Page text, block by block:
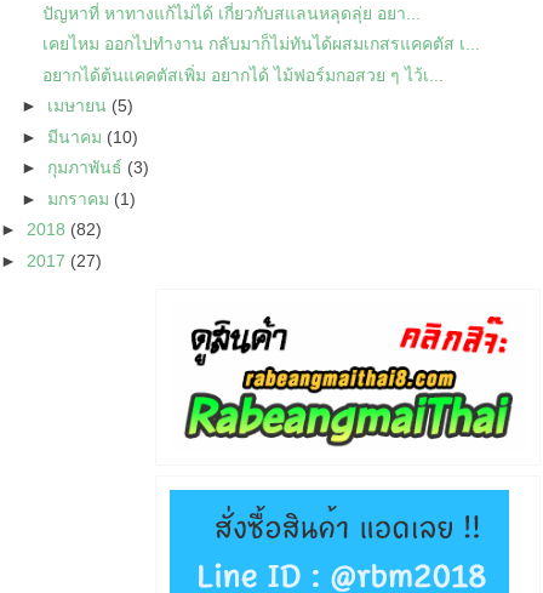
ปัญหาที่ หาทางแก้ไม่ได้ เกี่ยวกับสแลนหลุดลุ่ย อยา...
เคยไหม ออกไปทำงาน กลับมาก็ไม่ทันได้ผสมเกสรแคคตัส เ...
อยากได้ต้นแคคตัสเพิ่ม อยากได้ ไม้ฟอร์มกอสวย ๆ ไว้เ...
► เมษายน (5)
► มีนาคม (10)
► กุมภาพันธ์ (3)
► มกราคม (1)
► 2018 (82)
► 2017 (27)